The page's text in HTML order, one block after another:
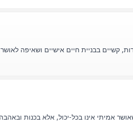
בשנת 1958. הסרט נוגע בנושאים של אהבה, ידידות, קשיים בבניית חיים אישיים ושאיפה לאושר